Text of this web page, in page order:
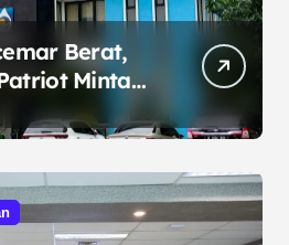
Berat,
Minta
Kualitas